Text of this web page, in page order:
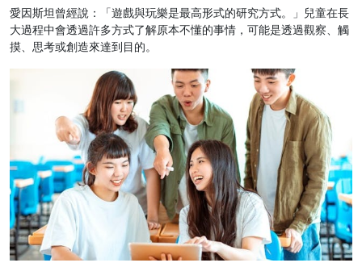
愛因斯坦曾經說：「遊戲與玩樂是最高形式的研究方式。」兒童在長
大過程中會透過許多方式了解原本不懂的事情，可能是透過觀察、觸
摸、思考或創造來達到目的。